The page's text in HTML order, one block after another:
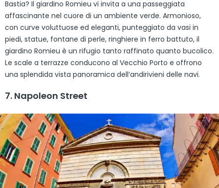
Bastia? Il giardino Romieu vi invita a una passeggiata
affascinante nel cuore di un ambiente verde. Armonioso,
con curve voluttuose ed eleganti, punteggiato da vasi in
piedi, statue, fontane di perle, ringhiere in ferro battuto, il
giardino Romieu è un rifugio tanto raffinato quanto bucolico.
Le scale a terrazze conducono al Vecchio Porto e offrono
una splendida vista panoramica dell’andirivieni delle navi.
7. Napoleon Street